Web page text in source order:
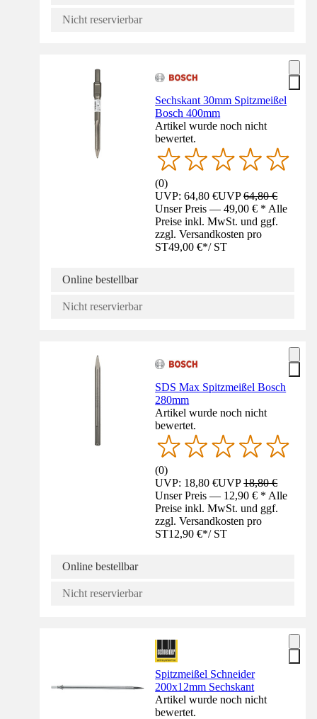
Nicht reservierbar
Sechskant 30mm Spitzmeißel
Bosch 400mm
Artikel wurde noch nicht
bewertet.
(0)
UVP: 64,80 €UVP64,80 €
Unser Preis — 49,00 € * Alle
Preise inkl. MwSt. und ggf.
zzgl. Versandkosten pro
ST49,00 €*/ ST
Online bestellbar
Nicht reservierbar
SDS Max Spitzmeißel Bosch
280mm
Artikel wurde noch nicht
bewertet.
(0)
UVP: 18,80 €UVP18,80 €
Unser Preis — 12,90 € * Alle
Preise inkl. MwSt. und ggf.
zzgl. Versandkosten pro
ST12,90 €*/ ST
Online bestellbar
Nicht reservierbar
Spitzmeißel Schneider
200x12mm Sechskant
Artikel wurde noch nicht
bewertet.